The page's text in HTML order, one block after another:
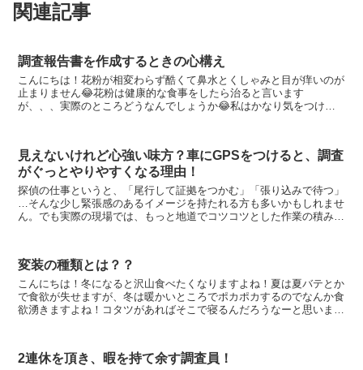
関連記事
調査報告書を作成するときの心構え
こんにちは！花粉が相変わらず酷くて鼻水とくしゃみと目が痒いのが
止まりません😂花粉は健康的な食事をしたら治ると言います
が、、、実際のところどうなんでしょうか😂私はかなり気をつけて
見えないけれど心強い味方？車にGPSをつけると、調査
がぐっとやりやすくなる理由！
探偵の仕事というと、「尾行して証拠をつかむ」「張り込みで待つ」
…そんな少し緊張感のあるイメージを持たれる方も多いかもしれませ
ん。でも実際の現場では、もっと地道でコツコツとした作業の積み重
変装の種類とは？？
こんにちは！冬になると沢山食べたくなりますよね！夏は夏バテとか
で食欲が失せますが、冬は暖かいところでポカポカするのでなんか食
欲湧きますよね！コタツがあればそこで寝るんだろうなーと思いま
2連休を頂き、暇を持て余す調査員！